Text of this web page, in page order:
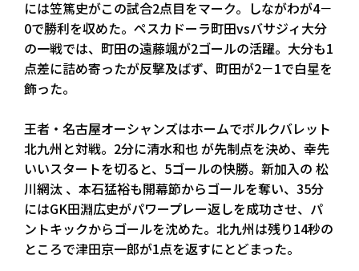
には笠篤史がこの試合2点目をマーク。しながわが4－
0で勝利を収めた。ペスカドーラ町田vsバサジィ大分
の一戦では、町田の遠藤颯が2ゴールの活躍。大分も1
点差に詰め寄ったが反撃及ばず、町田が2－1で白星を
飾った。
王者・名古屋オーシャンズはホームでボルクバレット
北九州と対戦。2分に清水和也 が先制点を決め、幸先
いいスタートを切ると、5ゴールの快勝。新加入の 松
川網汰 、本石猛裕も開幕節からゴールを奪い、35分
にはGK田淵広史がパワープレー返しを成功させ、パ
ントキックからゴールを沈めた。北九州は残り14秒の
ところで津田京一郎が1点を返すにとどまった。